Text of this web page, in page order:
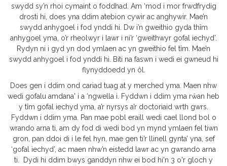
swydd sy’n rhoi cymaint o foddhad. Am ‘mod i mor frwdfrydig
drosti hi, does yna ddim atebion cywir ac anghywir. Mae’n
swydd anhygoel i fod ynddi hi. Dw i’n gweithio gyda thîm
anhygoel yma, o’r rheolwyr i lawr i ni’r ‘gweithwyr gofal iechyd’.
Rydyn ni i gyd yn dod ymlaen ac yn gweithio fel tîm. Mae’n
swydd anhygoel i fod ynddi hi. Biti na faswn i wedi ei gwneud hi
flynyddoedd yn ôl.
Does gen i ddim ond cariad tuag at y merched yma. Maen nhw
wedi gofalu amdana' i a ‘ngwella i. Fyddwn i ddim yma rŵan heb
y tîm gofal iechyd yma, a’r nyrsys a’r doctoriaid wrth gwrs.
Fyddwn i ddim yma. Pan mae pobl eraill wedi cael llond bol o
wrando arna ti, am dy fod di wedi bod yn mynd ymlaen fel tiwn
gron, pan ddoi di i le fel hyn, mae gen ti’r llinell gynta’ yna, sef
‘gofal iechyd’, ac maen nhw’n eistedd lawr ac yn gwrando arna
ti. Dydi hi ddim bwys ganddyn nhw ei bod hi'n 3 o'r gloch y